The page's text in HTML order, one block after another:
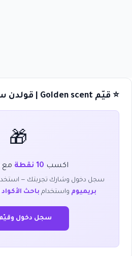
⭐ قيّم Golden scent | قولدن سنت
🎁
اكسب 10 نقطة مع
سجل دخول وشارك تجربتك —
بريميوم واستخدام باحث
سجل دخول وقيّم